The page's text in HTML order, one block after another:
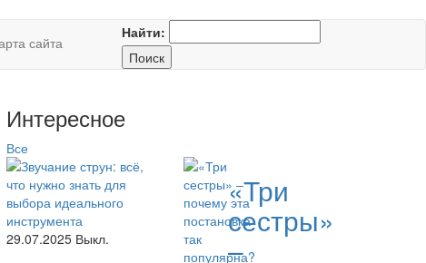
сайта
Найти:
Интересное
Все
29.07.2025 Выкл.
«Три
сестры»
–